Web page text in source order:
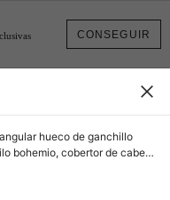
CONSEGUIR
hueco de ganchillo
bohemio, cobertor de cabeza
para la playa y el uso